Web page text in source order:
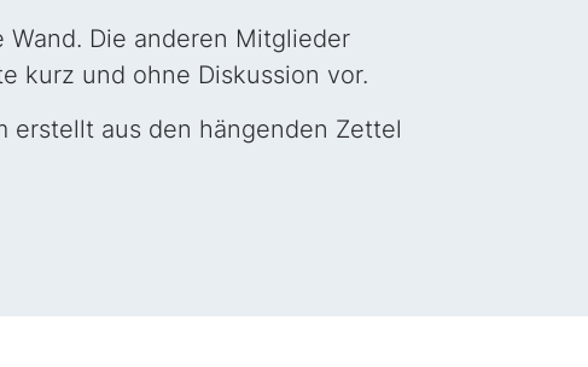
Die anderen Mitglieder
kurz und ohne Diskussion vor.
erstellt aus den hängenden Zettel